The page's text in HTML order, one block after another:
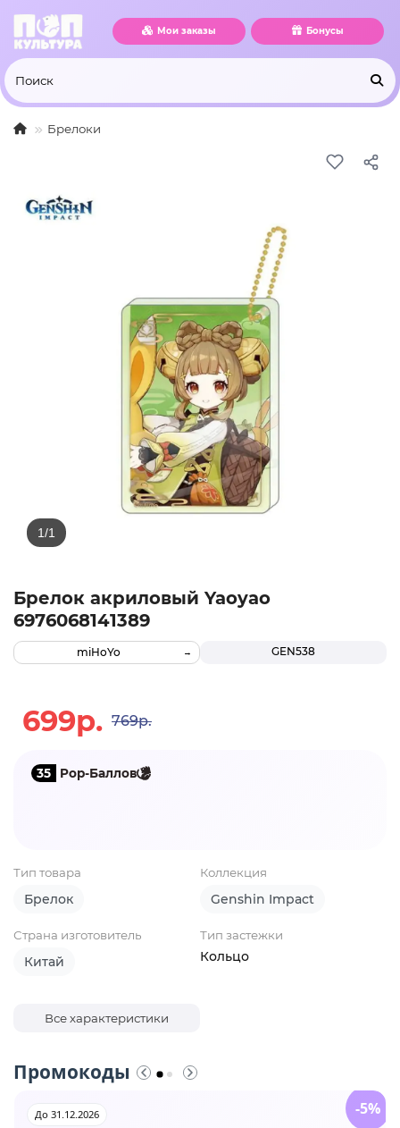
Мои заказы Бонусы
Брелоки
Брелок акриловый Yaoyao
6976068141389
GEN538
miHoYo
699р. 769р.
35 Pop-Баллов
Тип товара
Брелок
Коллекция
Genshin Impact
Страна изготовитель
Китай
Тип застежки
Кольцо
Все характеристики
Промокоды
До 31.12.2026 -5%